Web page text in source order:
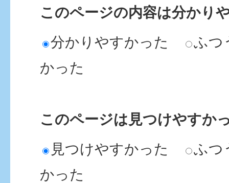
このページの内容は分かり
分かりやすかった
ふつ
かった
このページは見つけやすか
見つけやすかった
ふつ
かった